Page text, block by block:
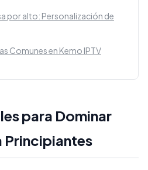
por alto: Personalización de
Comunes en Kemo IPTV
para Dominar
Principiantes